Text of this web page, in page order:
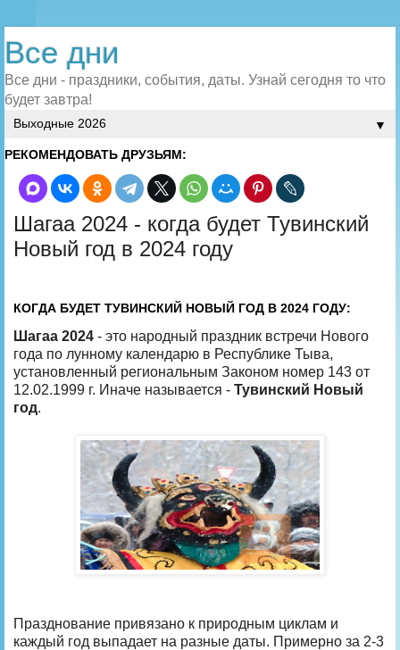
Все дни
Все дни - праздники, события, даты. Узнай сегодня то что
будет завтра!
▼
РЕКОМЕНДОВАТЬ ДРУЗЬЯМ:
Шагаа 2024 - когда будет Тувинский
Новый год в 2024 году
КОГДА БУДЕТ ТУВИНСКИЙ НОВЫЙ ГОД В 2024 ГОДУ:
Шагаа 2024 - это народный праздник встречи Нового
года по лунному календарю в Республике Тыва,
установленный региональным Законом номер 143 от
12.02.1999 г. Иначе называется - Тувинский Новый
год.
Празднование привязано к природным циклам и
каждый год выпадает на разные даты. Примерно за 2-3